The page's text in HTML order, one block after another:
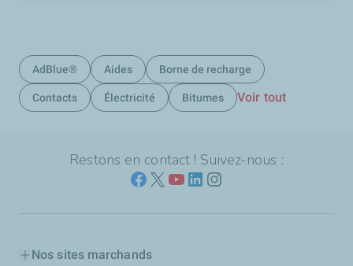
AdBlue® Aides Borne de recharge
Contacts Électricité Bitumes Voir tout
Restons en contact ! Suivez-nous :
Nos sites marchands